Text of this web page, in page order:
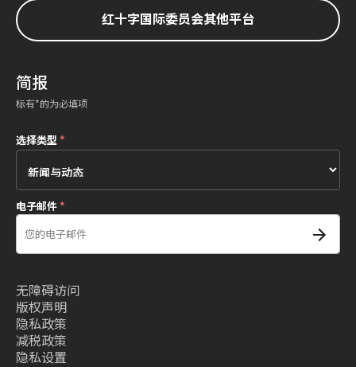
红十字国际委员会其他平台
简报
标有*的为必填项
选择类型 *
电子邮件*
无障碍访问
版权声明
隐私政策
减税政策
隐私设置